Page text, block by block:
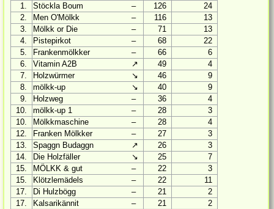
1.
Stöckla Boum ‒ 126
24
2.
Men O'Mölkk ‒ 116
13
3.
Mölkk or Die ‒ 71
13
4.
Pistepirkot ‒ 68
22
5.
Frankenmölkker ‒ 66
6
6.
Vitamin A2B ↗ 49
4
7.
Holzwürmer ↘ 46
9
8.
mölkk-up ↘ 40
9
9.
Holzweg ‒ 36
4
10.
mölkk-up 1 ‒ 28
3
10.
Mölkkmaschine ‒ 28
4
12.
Franken Mölkker ‒ 27
3
13.
Spaggn Budaggn ↗ 26
3
14.
Die Holzfäller ↘ 25
7
15.
MÖLKK & gut ‒ 22
3
15.
Klötzlemädels ‒ 22
11
17.
Di Hulzbögg ‒ 21
2
17.
Kalsarikännit ‒ 21
2